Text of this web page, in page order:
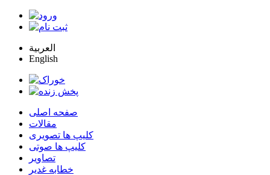
العربية
English
صفحه اصلی
مقالات
کلیپ ها تصویری
کلیپ ها صوتی
تصاویر
خطابه غدیر